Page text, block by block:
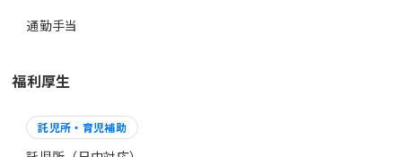
通勤手当
福利厚生
託児所・育児補助